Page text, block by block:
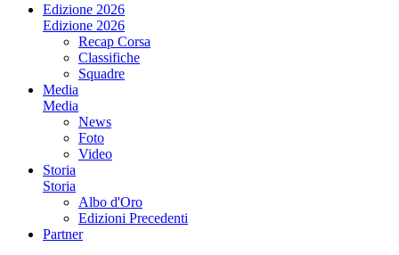
Edizione 2026
Edizione 2026
Recap Corsa
Classifiche
Squadre
Media
Media
News
Foto
Video
Storia
Storia
Albo d'Oro
Edizioni Precedenti
Partner